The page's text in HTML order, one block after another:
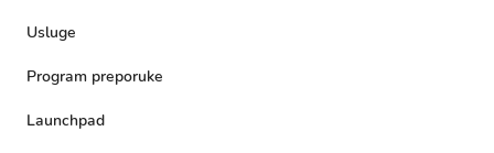
Usluge
Program preporuke
Launchpad